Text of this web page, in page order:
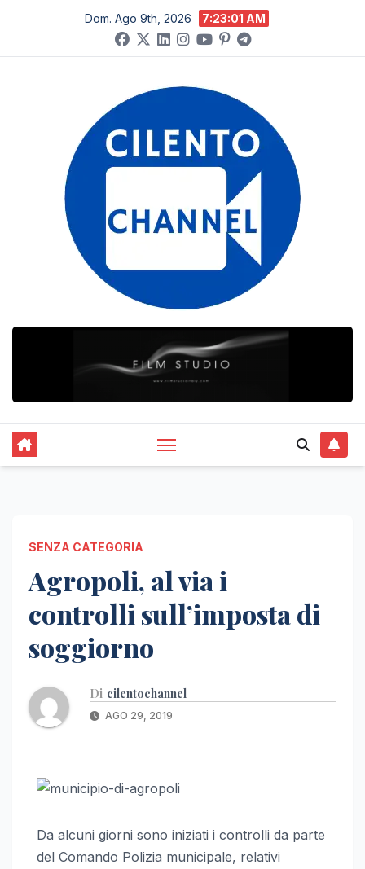
contenuto
Dom. Ago 9th, 2026 7:23:02 AM
SENZA CATEGORIA
Agropoli, al via i
controlli sull’imposta di
soggiorno
Di cilentochannel
AGO 29, 2019
Da alcuni giorni sono iniziati i controlli da parte
del Comando Polizia municipale, relativi